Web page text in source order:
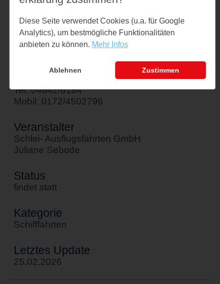
24376 Kappeln
↪ Google Maps öffnen
Kontakt
sebode@schlei-ausflugsfahrten.de
Tel: 04642/6184
Mobil: 0172/4502796
Veranstalter
Schlei- Ausflugsfahrten GmbH
Juliane Sebode
Status
findet statt
Kategorie
Schifffahrten
Letztes Update
25.02.2026
Diese Seite verwendet Cookies (u.a. für Google
Analytics), um bestmögliche Funktionalitäten
anbieten zu können. Mehr Infos
Ablehnen Zustimmen